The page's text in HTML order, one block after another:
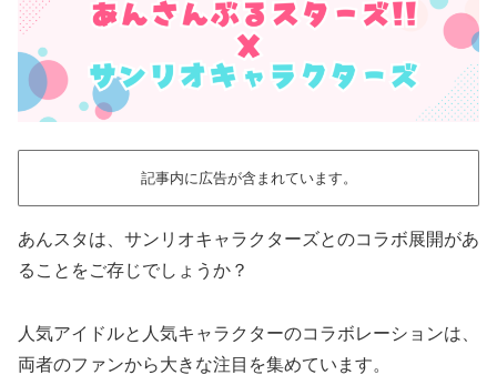
記事内に広告が含まれています。
あんスタは、サンリオキャラクターズとのコラボ展開があ
ることをご存じでしょうか？
人気アイドルと人気キャラクターのコラボレーションは、
両者のファンから大きな注目を集めています。